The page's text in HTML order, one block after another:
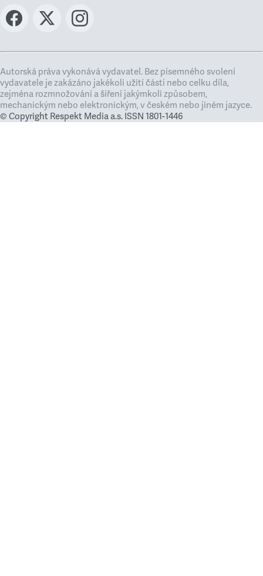
Autorská práva vykonává vydavatel. Bez písemného svolení
vydavatele je zakázáno jakékoli užití částí nebo celku díla,
zejména rozmnožování a šíření jakýmkoli způsobem,
mechanickým nebo elektronickým, v českém nebo jiném jazyce.
© Copyright Respekt Media a.s. ISSN 1801-1446